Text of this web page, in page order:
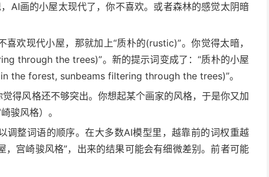
AI画的小屋太现代了，你不喜欢。或者森林的感觉太阴暗
喜欢现代小屋，那就加上“质朴的(rustic)”。你觉得太暗，
through the trees)”。新的提示词变成了：“质朴的小屋
the forest, sunbeams filtering through the trees)”。
得风格还不够突出。你想起某个画家的风格，于是你又加
骏风格）。
调整词语的顺序。在大多数AI模型里，越靠前的词权重越
，宫崎骏风格”，出来的结果可能会有细微差别。前者可能